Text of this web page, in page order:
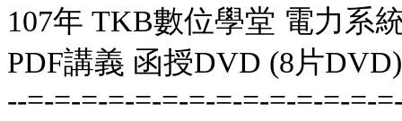
107年 TKB數位學堂 電力系
PDF講義 函授DVD (8片
--=-=-=-=-=-=-=-=-=-=-=-=-=-